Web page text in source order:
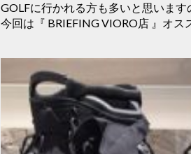
GOLFに行かれる方も多いと思います
今回は『 BRIEFING VIORO店 』オス